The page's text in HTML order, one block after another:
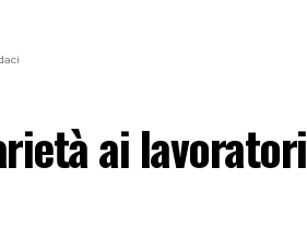
ai lavoratori